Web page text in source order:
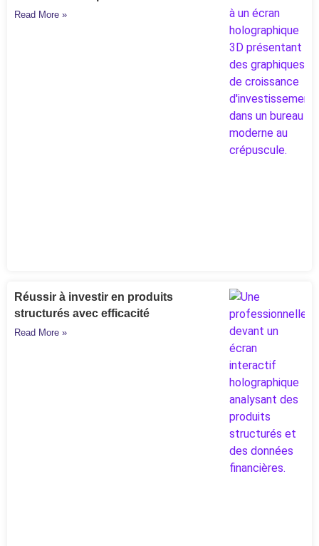
Read More »
Réussir à investir en produits
structurés avec efficacité
Read More »